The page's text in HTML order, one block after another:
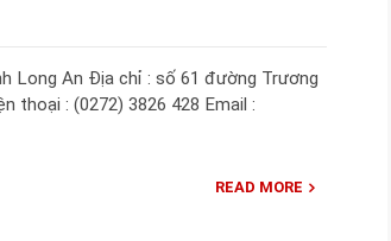
Long An Địa chỉ : số 61 đường Trương
thoại : (0272) 3826 428 Email :
READ MORE